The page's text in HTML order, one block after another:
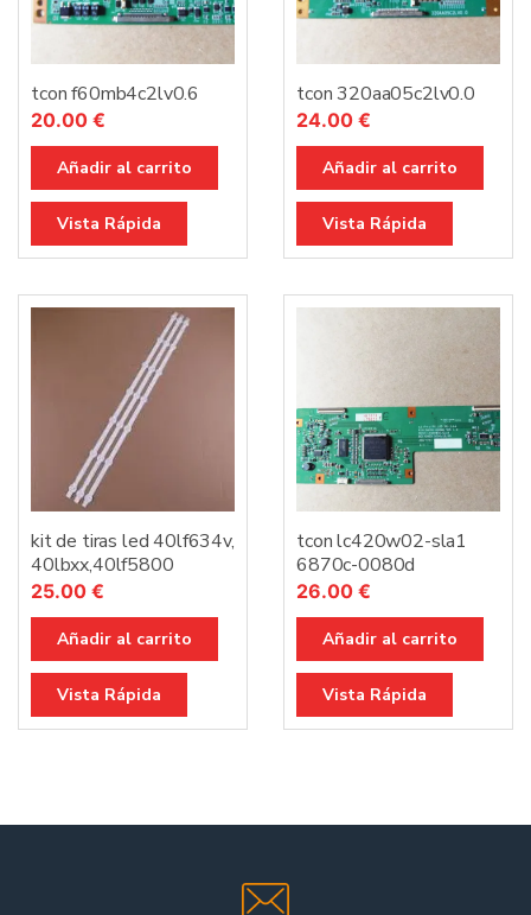
tcon f60mb4c2lv0.6
20.00 €
Añadir al carrito
Vista Rápida
tcon 320aa05c2lv0.0
24.00 €
Añadir al carrito
Vista Rápida
kit de tiras led 40lf634v,
40lbxx,40lf5800
25.00 €
Añadir al carrito
Vista Rápida
tcon lc420w02-sla1
6870c-0080d
26.00 €
Añadir al carrito
Vista Rápida